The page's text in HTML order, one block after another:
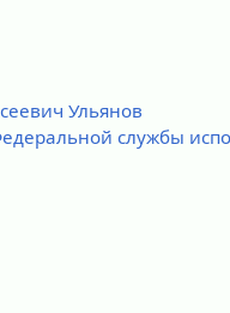
Ульянов
службы